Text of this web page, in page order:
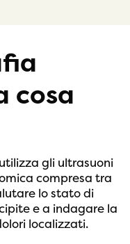
cosa
gli ultrasuoni
compresa tra
lo stato di
e a indagare la
localizzati.